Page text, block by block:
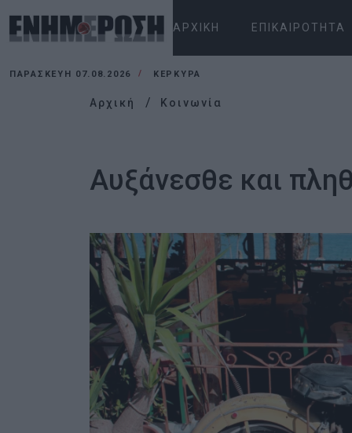
ΑΡΧΙΚΉ ΕΠΙΚΑΙΡΌΤΗΤΑ
ΠΑΡΑΣΚΕΥΉ 07.08.2026 ΚΕΡΚΥΡΑ
Αρχική Κοινωνία
Αυξάνεσθε και